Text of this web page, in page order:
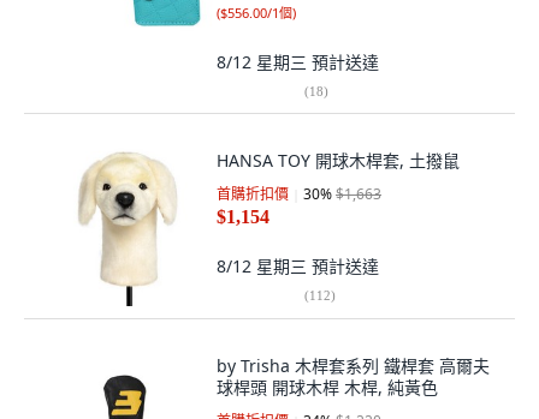
($556.00/1個)
8/12 星期三 預計送達
(18)
HANSA TOY 開球木桿套, 土撥鼠
首購折扣價 30%$1,663
$1,154
8/12 星期三 預計送達
(112)
by Trisha 木桿套系列 鐵桿套 高爾夫
球桿頭 開球木桿 木桿, 純黃色